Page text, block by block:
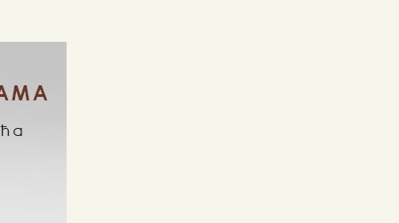
ФОТОГРАФИЈЕ
ВИДЕО
КОНТАКТ